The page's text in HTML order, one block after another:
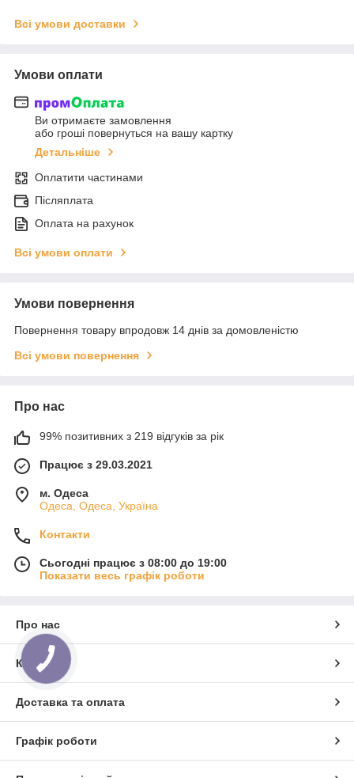
Всі умови доставки
Умови оплати
Ви отримаєте замовлення
або гроші повернуться на вашу картку
Детальніше
Оплатити частинами
Післяплата
Оплата на рахунок
Всі умови оплати
Умови повернення
Повернення товару впродовж 14 днів за домовленістю
Всі умови повернення
Про нас
99% позитивних з 219 відгуків за рік
Працює з 29.03.2021
м. Одеса
Одеса, Одеса, Україна
Контакти
Сьогодні працює з 08:00 до 19:00
Показати весь графік роботи
Про нас
Контакти
Доставка та оплата
Графік роботи